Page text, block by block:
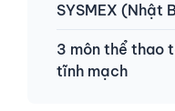
SYSMEX (Nhật
3 môn thể thao
tĩnh mạch